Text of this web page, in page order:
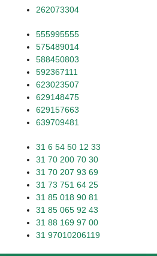
262073304
555995555
575489014
588450803
592367111
623023507
629148475
629157663
639709481
31 6 54 50 12 33
31 70 200 70 30
31 70 207 93 69
31 73 751 64 25
31 85 018 90 81
31 85 065 92 43
31 88 169 97 00
31 97010206119